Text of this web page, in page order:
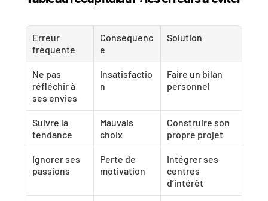
Erreur
fréquente
Conséquenc
e
Solution
Ne pas
réfléchir à
ses envies
Insatisfactio
n
Faire un bilan
personnel
Suivre la
tendance
Mauvais
choix
Construire son
propre projet
Ignorer ses
passions
Perte de
motivation
Intégrer ses
centres
d’intérêt